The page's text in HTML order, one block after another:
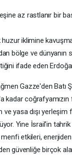
az rastlanır bir
iklimine
bölge ve dünyanın
ifade eden
Gazze'den Batı
kadar coğrafyamızın
ve yasa dışı yerleşim
Yine İsrail'in
etkileri,
güvenliğe birçok